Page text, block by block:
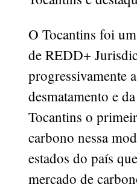
O Tocantins foi
de REDD+
progressivamente
desmatamento e
Tocantins o
carbono nessa
estados do país
mercado de